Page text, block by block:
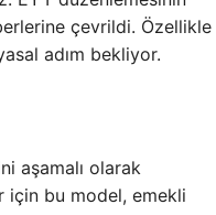
çevrildi. Özellikle
adım bekliyor.
aşamalı olarak
için bu model, emekli